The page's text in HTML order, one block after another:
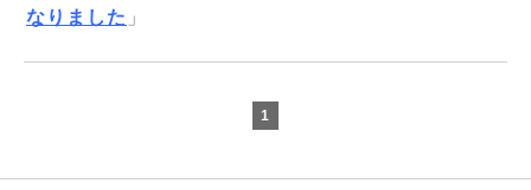
なりました 」
1